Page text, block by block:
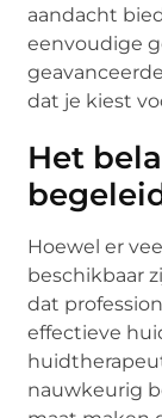
aandacht
eenvoudige
dat je kiest
Het
Hoewel er
beschikbaar
dat
effectieve
nauwkeurig